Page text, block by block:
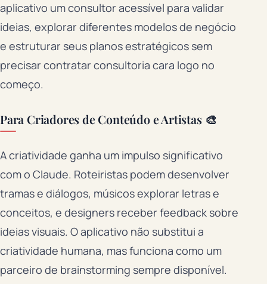
aplicativo um consultor acessível para validar
ideias, explorar diferentes modelos de negócio
e estruturar seus planos estratégicos sem
precisar contratar consultoria cara logo no
começo.
Para Criadores de Conteúdo e Artistas 🎨
A criatividade ganha um impulso significativo
com o Claude. Roteiristas podem desenvolver
tramas e diálogos, músicos explorar letras e
conceitos, e designers receber feedback sobre
ideias visuais. O aplicativo não substitui a
criatividade humana, mas funciona como um
parceiro de brainstorming sempre disponível.